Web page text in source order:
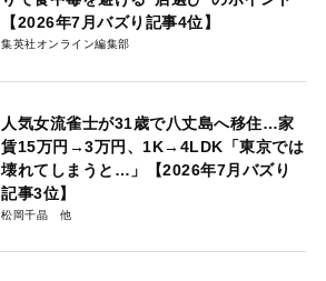
【2026年7月バズり記事4位】
集英社オンライン編集部
人気女流雀士が31歳で八丈島へ移住…家
賃15万円→3万円、1K→4LDK「東京では
壊れてしまうと…」【2026年7月バズり
記事3位】
松岡千晶